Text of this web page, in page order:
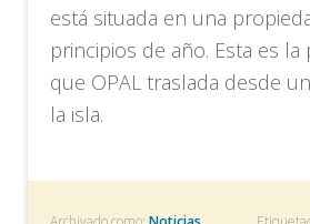
está situada en una
principios de año. Esta es la
que OPAL traslada desde
la isla.